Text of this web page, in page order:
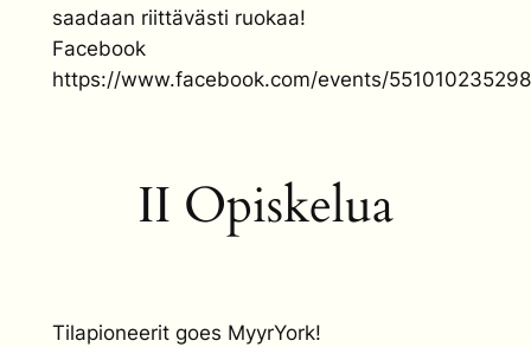
saadaan riittävästi ruokaa!
Facebook
https://www.facebook.com/events/
II Opiskelua
Tilapioneerit goes MyyrYork!